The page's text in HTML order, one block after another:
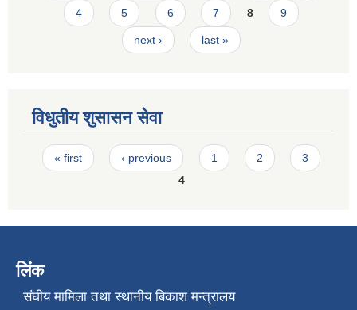
4 5 6 7 8 9
next › last »
विधुतीय शुसासन सेवा
Pages
« first ‹ previous 1 2
3
4
लिंक
संघीय मामिला तथा स्थानीय बिकाश मन्त्रालय